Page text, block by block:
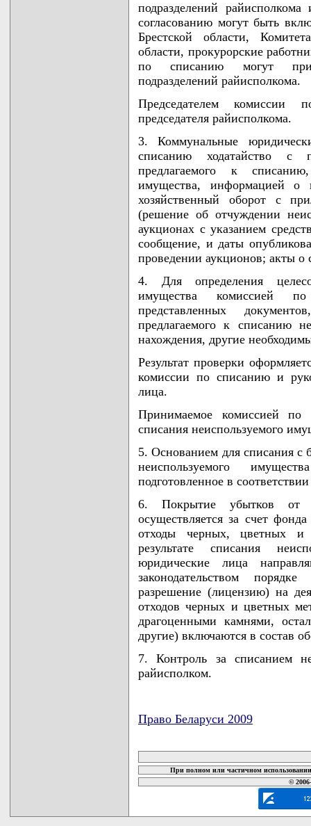
подразделений
согласованию могут быть
Брестской области,
области, прокурорские
по списанию могут
подразделений райисполкома.
Председателем комиссии
председателя райисполкома.
3. Коммунальные
списанию ходатайство с
предлагаемого к списанию,
имущества, информацией
хозяйственный оборот с
(решение об отчуждении
аукционах с указанием
сообщение, и даты
проведении аукционов; акты о
4. Для определения
имущества комиссией
представленных
предлагаемого к списанию
нахождения, другие
Результат проверки
комиссии по списанию и
лица.
Принимаемое комиссией по
списания неиспользуемого
5. Основанием для списания с
неиспользуемого
подготовленное в
6. Покрытие убытков от
осуществляется за счет
отходы черных, цветных и
результате списания
юридические лица
законодательством
разрешение (лицензию) на
отходов черных и цветных
драгоценными камнями,
другие) включаются в состав
7. Контроль за списанием
райисполком.
Право Беларуси 2009
При полном или частичном
©